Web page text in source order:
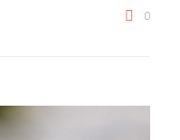
0